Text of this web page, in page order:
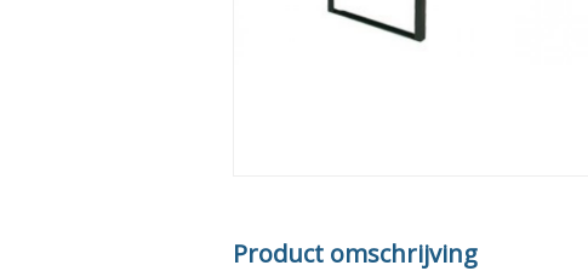
Product omschrijving